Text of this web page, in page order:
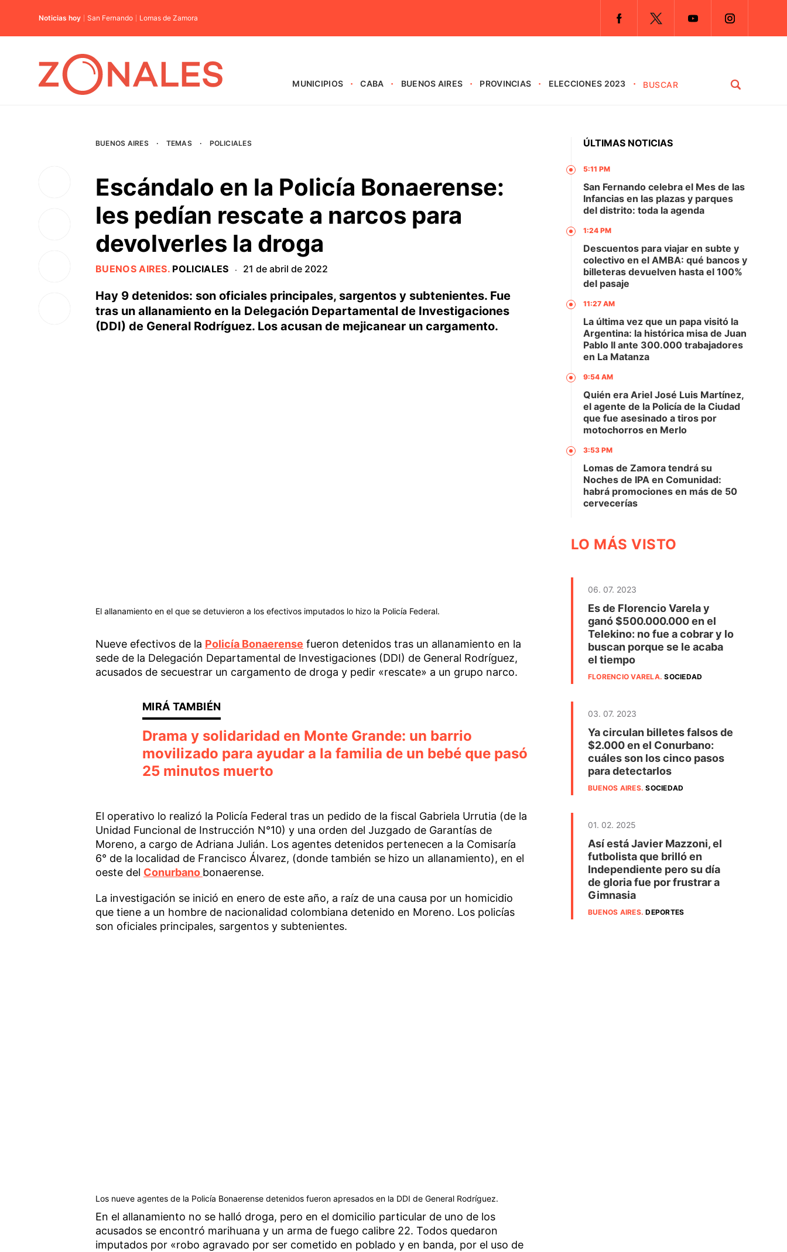
Noticias hoy San Fernando Lomas de Zamora
MUNICIPIOS CABA BUENOS AIRES PROVINCIAS ELECCIONES 2023
BUENOS AIRES · TEMAS · POLICIALES
Escándalo en la Policía Bonaerense:
les pedían rescate a narcos para
devolverles la droga
BUENOS AIRES. POLICIALES · 21 de abril de 2022
Hay 9 detenidos: son oficiales principales, sargentos y subtenientes. Fue
tras un allanamiento en la Delegación Departamental de Investigaciones
(DDI) de General Rodríguez. Los acusan de mejicanear un cargamento.
El allanamiento en el que se detuvieron a los efectivos imputados lo hizo la Policía Federal.
Nueve efectivos de la Policía Bonaerense fueron detenidos tras un allanamiento en la
sede de la Delegación Departamental de Investigaciones (DDI) de General Rodríguez,
acusados de secuestrar un cargamento de droga y pedir «rescate» a un grupo narco.
Drama y solidaridad en Monte Grande: un barrio
movilizado para ayudar a la familia de un bebé que pasó
25 minutos muerto
El operativo lo realizó la Policía Federal tras un pedido de la fiscal Gabriela Urrutia (de la
Unidad Funcional de Instrucción N°10) y una orden del Juzgado de Garantías de
Moreno, a cargo de Adriana Julián. Los agentes detenidos pertenecen a la Comisaría
6° de la localidad de Francisco Álvarez, (donde también se hizo un allanamiento), en el
oeste del Conurbano bonaerense.
La investigación se inició en enero de este año, a raíz de una causa por un homicidio
que tiene a un hombre de nacionalidad colombiana detenido en Moreno. Los policías
son oficiales principales, sargentos y subtenientes.
Los nueve agentes de la Policía Bonaerense detenidos fueron apresados en la DDI de General Rodríguez.
En el allanamiento no se halló droga, pero en el domicilio particular de uno de los
acusados se encontró marihuana y un arma de fuego calibre 22. Todos quedaron
imputados por «robo agravado por ser cometido en poblado y en banda, por el uso de
ÚLTIMAS NOTICIAS
5:11 PM
San Fernando celebra el Mes de las
Infancias en las plazas y parques
del distrito: toda la agenda
1:24 PM
Descuentos para viajar en subte y
colectivo en el AMBA: qué bancos y
billeteras devuelven hasta el 100%
del pasaje
11:27 AM
La última vez que un papa visitó la
Argentina: la histórica misa de Juan
Pablo II ante 300.000 trabajadores
en La Matanza
9:54 AM
Quién era Ariel José Luis Martínez,
el agente de la Policía de la Ciudad
que fue asesinado a tiros por
motochorros en Merlo
3:53 PM
Lomas de Zamora tendrá su
Noches de IPA en Comunidad:
habrá promociones en más de 50
cervecerías
LO MÁS VISTO
06. 07. 2023
Es de Florencio Varela y
ganó $500.000.000 en el
Telekino: no fue a cobrar y lo
buscan porque se le acaba
el tiempo
FLORENCIO VARELA.SOCIEDAD
03. 07. 2023
Ya circulan billetes falsos de
$2.000 en el Conurbano:
cuáles son los cinco pasos
para detectarlos
BUENOS AIRES.SOCIEDAD
01. 02. 2025
Así está Javier Mazzoni, el
futbolista que brilló en
Independiente pero su día
de gloria fue por frustrar a
Gimnasia
BUENOS AIRES.DEPORTES